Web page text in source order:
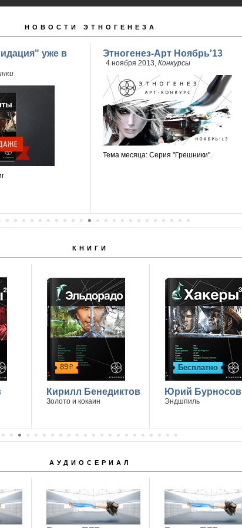
НОВОСТИ ЭТНОГЕНЕЗА
уже в
Этногенез-Арт Ноябрь'13
4 ноября 2013, Конкурсы
Тема месяца: Серия "Грешники".
КНИГИ
89р
Кирилл Бенедиктов
Золото и кокаин
Бесплатно
Юрий Бурносов
Эндшпиль
АУДИОСЕРИАЛ